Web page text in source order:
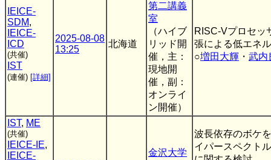
IEICE-
SDM,
IEICE-
ICD
(共催)
IST
(連催) [詳細]
2025-08-08
13:25
北海道
第二講義
室
（ハイブ
リッド開
催，主：
現地開
催，副：
オンライ
ン開催）
RISC-Vプロセッ
張による低エネ
○増田大輝 ・ 武内
IST, ME
(共催)
IEICE-IE,
IEICE-
金沢大学
波長依存のボケ
イパースペクト